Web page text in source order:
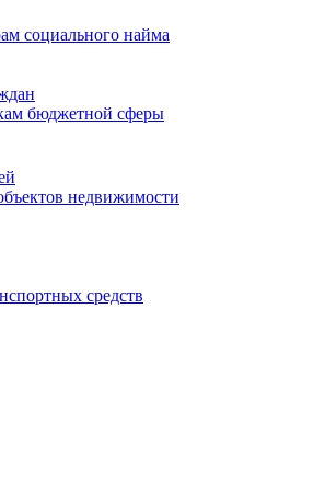
социального найма
бюджетной сферы
недвижимости
средств